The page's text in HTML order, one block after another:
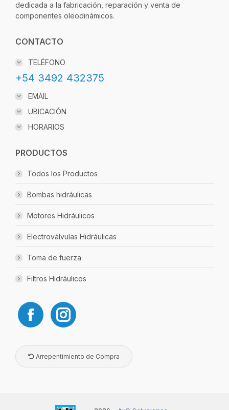
dedicada a la fabricación, reparación y venta de
componentes oleodinámicos.
CONTACTO
TELÉFONO
+54 3492 432375
EMAIL
UBICACIÓN
HORARIOS
PRODUCTOS
Todos los Productos
Bombas hidráulicas
Motores Hidráulicos
Electroválvulas Hidráulicas
Toma de fuerza
Filtros Hidráulicos
Arrepentimiento de Compra